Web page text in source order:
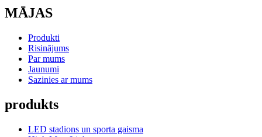
MĀJAS
Produkti
Risinājums
Par mums
Jaunumi
Sazinies ar mums
produkts
LED stadions un sporta gaisma